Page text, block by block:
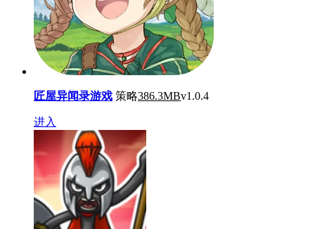
匠屋异闻录游戏 策略386.3MBv1.0.4
进入